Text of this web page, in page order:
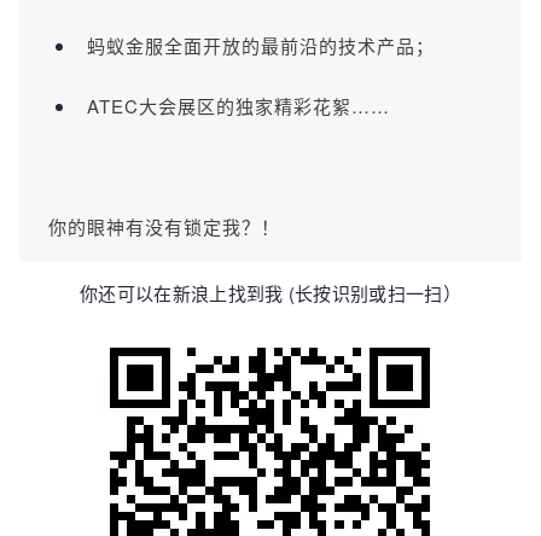
蚂蚁金服全面开放的最前沿的技术产品；
ATEC大会展区的独家精彩花絮……
你的眼神有没有锁定我？！
你还可以在新浪上找到我 (长按识别或扫一扫）